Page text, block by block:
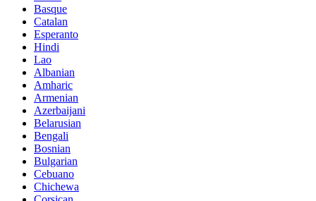
Basque
Catalan
Esperanto
Hindi
Lao
Albanian
Amharic
Armenian
Azerbaijani
Belarusian
Bengali
Bosnian
Bulgarian
Cebuano
Chichewa